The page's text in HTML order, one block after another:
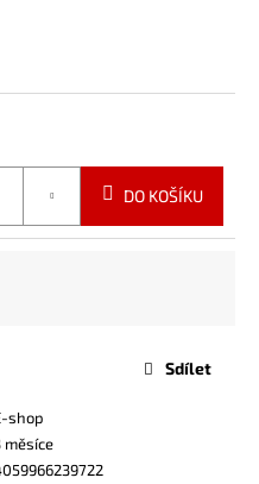
DO KOŠÍKU
shop
měsíce
Sdílet